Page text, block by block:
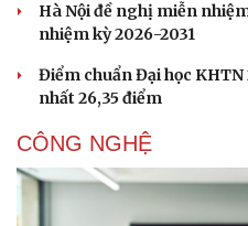
Hà Nội đề nghị miễn
nhiệm kỳ 2026-2031
Điểm chuẩn Đại học
nhất 26,35 điểm
CÔNG NGHỆ